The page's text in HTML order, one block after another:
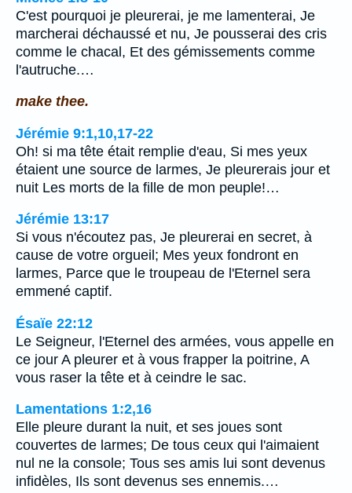
C'est pourquoi je pleurerai, je me lamenterai, Je
marcherai déchaussé et nu, Je pousserai des cris
comme le chacal, Et des gémissements comme
l'autruche.…
make thee.
Jérémie 9:1,10,17-22
Oh! si ma tête était remplie d'eau, Si mes yeux
étaient une source de larmes, Je pleurerais jour et
nuit Les morts de la fille de mon peuple!…
Jérémie 13:17
Si vous n'écoutez pas, Je pleurerai en secret, à
cause de votre orgueil; Mes yeux fondront en
larmes, Parce que le troupeau de l'Eternel sera
emmené captif.
Ésaïe 22:12
Le Seigneur, l'Eternel des armées, vous appelle en
ce jour A pleurer et à vous frapper la poitrine, A
vous raser la tête et à ceindre le sac.
Lamentations 1:2,16
Elle pleure durant la nuit, et ses joues sont
couvertes de larmes; De tous ceux qui l'aimaient
nul ne la console; Tous ses amis lui sont devenus
infidèles, Ils sont devenus ses ennemis.…